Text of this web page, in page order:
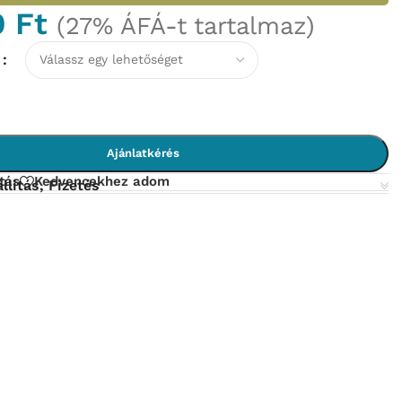
Ft (27% ÁFÁ-t tartalmaz)
Ajánlatkérés
Kedvencekhez adom
Fizetés